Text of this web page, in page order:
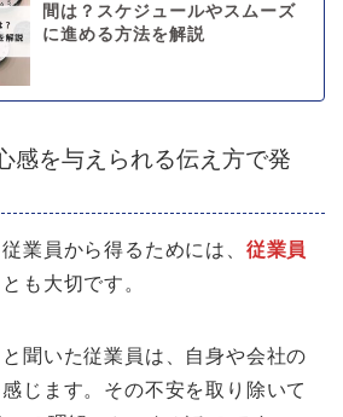
間は？スケジュールやスムーズ
に進める方法を解説
感を与えられる伝え方で発
業員から得るためには、 従業員
も大切です。
と聞いた従業員は、自身や会社の
じます。その不安を取り除いて